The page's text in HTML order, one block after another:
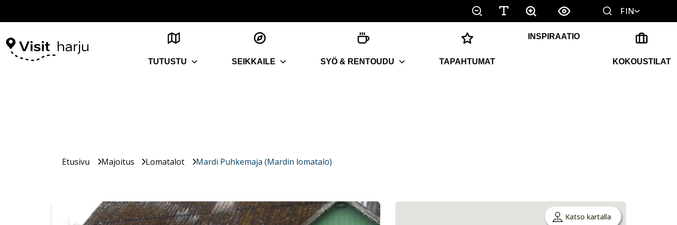
FIN
TUTUSTU SEIKKAILE SYÖ & RENTOUDU TAPAHTUMAT
INSPIRAATIO
KOKOUSTILAT
Etusivu Majoitus Lomatalot Mardi Puhkemaja (Mardin lomatalo)
Katso kartalla